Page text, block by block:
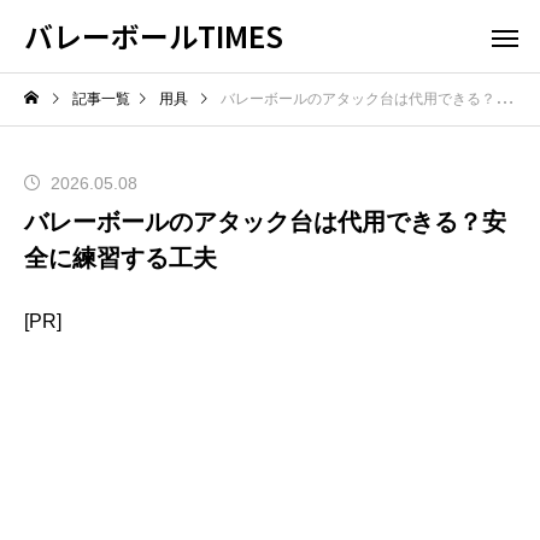
バレーボールTIMES
記事一覧 用具 バレーボールのアタック台は代用できる？安全に練習する工夫
2026.05.08
バレーボールのアタック台は代用できる？安
全に練習する工夫
[PR]